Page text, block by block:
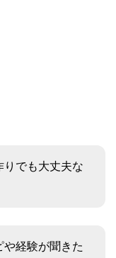
りでも大丈夫な
や経験が聞きた